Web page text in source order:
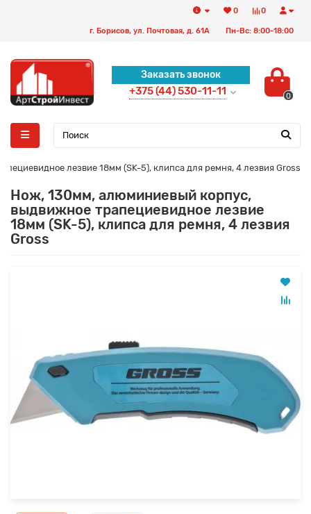
0
0
г. Борисов, ул. Почтовая, д. 61А Пн-Вс: 8:00-18:00
Заказать звонок
+375 (44) 530-11-11 0
лезвие 18мм (SK-5), клипса для ремня, 4 лезвия Gross
Нож, 130мм, алюминиевый корпус,
выдвижное трапециевидное лезвие
18мм (SK-5), клипса для ремня, 4 лезвия
Gross